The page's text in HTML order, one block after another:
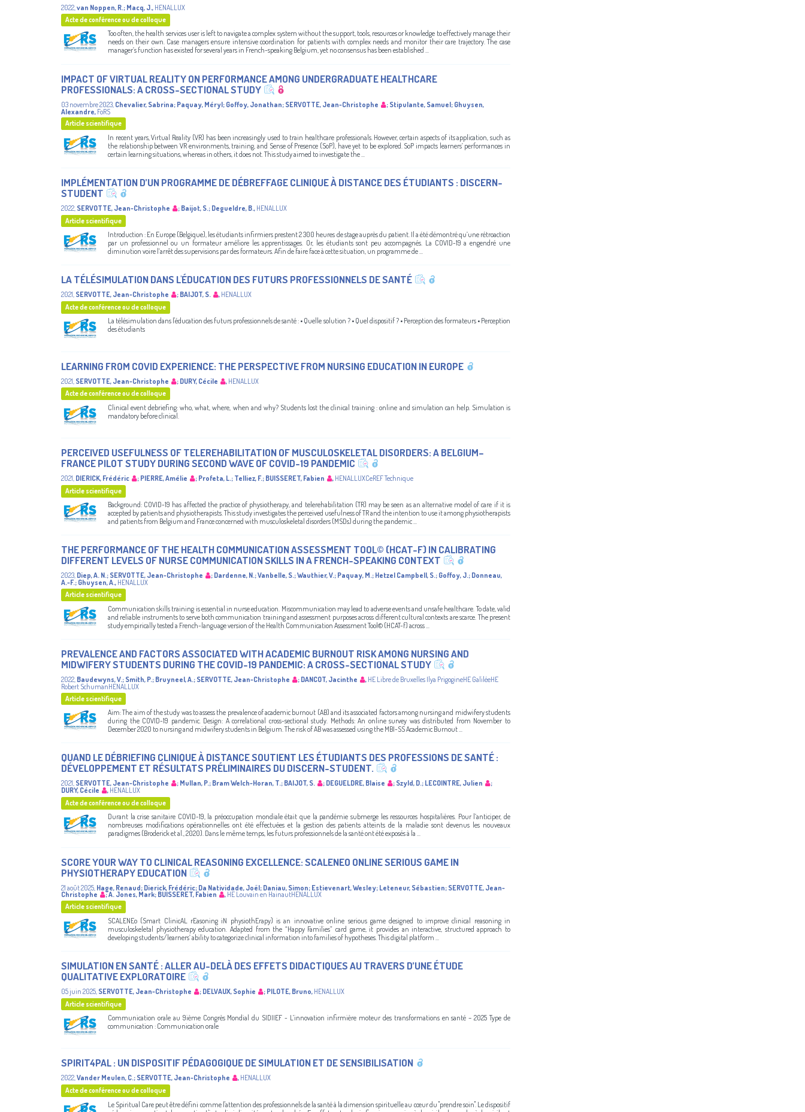
2022,van Noppen, R.; Macq, J., HENALLUX
Acte de conférence ou de colloque
Too often, the health services user is left to navigate a complex system without the support, tools, resources or knowledge to effectively manage their
needs on their own. Case managers ensure intensive coordination for patients with complex needs and monitor their care trajectory. The case
manager’s function has existed for several years in French-speaking Belgium, yet no consensus has been established ...
IMPACT OF VIRTUAL REALITY ON PERFORMANCE AMONG UNDERGRADUATE HEALTHCARE
PROFESSIONALS: A CROSS-SECTIONAL STUDY
03 novembre 2023 Chevalier, Sabrina; Paquay, Méryl; Goffoy, Jonathan; SERVOTTE, Jean-Christophe ; Stipulante, Samuel; Ghuysen,
Alexandre, FoRS
Article scientifique
In recent years, Virtual Reality (VR) has been increasingly used to train healthcare professionals. However, certain aspects of its application, such as
the relationship between VR environments, training, and Sense of Presence (SoP), have yet to be explored. SoP impacts learners’ performances in
certain learning situations, whereas in others, it does not. This study aimed to investigate the ...
IMPLÉMENTATION D’UN PROGRAMME DE DÉBREFFAGE CLINIQUE À DISTANCE DES ÉTUDIANTS : DISCERN-
STUDENT
2022 SERVOTTE, Jean-Christophe ; Baijot, S.; Degueldre, B., HENALLUX
Article scientifique
Introduction : En Europe (Belgique), les étudiants infirmiers prestent 2 300 heures de stage auprès du patient. Il a été démontré qu’une rétroaction
par un professionnel ou un formateur améliore les apprentissages. Or, les étudiants sont peu accompagnés. La COVID-19 a engendré une
diminution voire l’arrêt des supervisions par des formateurs. Afin de faire face à cette situation, un programme de ...
LA TÉLÉSIMULATION DANS L'ÉDUCATION DES FUTURS PROFESSIONNELS DE SANTÉ
2021, SERVOTTE, Jean-Christophe ; BAIJOT, S. , HENALLUX
Acte de conférence ou de colloque
La télésimulation dans l'éducation des futurs professionnels de santé : • Quelle solution ? • Quel dispositif ? • Perception des formateurs • Perception
des étudiants
LEARNING FROM COVID EXPERIENCE: THE PERSPECTIVE FROM NURSING EDUCATION IN EUROPE
2021 SERVOTTE, Jean-Christophe ; DURY, Cécile , HENALLUX
Acte de conférence ou de colloque
Clinical event debriefing: who, what, where, when and why? Students lost the clinical training : online and simulation can help. Simulation is
mandatory before clinical.
PERCEIVED USEFULNESS OF TELEREHABILITATION OF MUSCULOSKELETAL DISORDERS: A BELGIUM–
FRANCE PILOT STUDY DURING SECOND WAVE OF COVID-19 PANDEMIC
2021, DIERICK, Frédéric ; PIERRE, Amélie ; Profeta, L.; Telliez, F.; BUISSERET, Fabien , HENALLUXCeREF Technique
Article scientifique
Background: COVID-19 has affected the practice of physiotherapy, and telerehabilitation (TR) may be seen as an alternative model of care if it is
accepted by patients and physiotherapists. This study investigates the perceived usefulness of TR and the intention to use it among physiotherapists
and patients from Belgium and France concerned with musculoskeletal disorders (MSDs) during the pandemic ...
THE PERFORMANCE OF THE HEALTH COMMUNICATION ASSESSMENT TOOL© (HCAT-F) IN CALIBRATING
DIFFERENT LEVELS OF NURSE COMMUNICATION SKILLS IN A FRENCH-SPEAKING CONTEXT
2023, Diep, A. N.; SERVOTTE, Jean-Christophe ; Dardenne, N.;Vanbelle, S.;Wauthier, V.; Paquay, M.; Hetzel Campbell, S.; Goffoy, J.; Donneau,
A.-F.; Ghuysen, A., HENALLUX
Article scientifique
Communication skills training is essential in nurse education. Miscommunication may lead to adverse events and unsafe healthcare. To date, valid
and reliable instruments to serve both communication training and assessment purposes across different cultural contexts are scarce. The present
study empirically tested a French-language version of the Health Communication Assessment Tool© (HCAT-f) across ...
PREVALENCE AND FACTORS ASSOCIATED WITH ACADEMIC BURNOUT RISK AMONG NURSING AND
MIDWIFERY STUDENTS DURING THE COVID-19 PANDEMIC: A CROSS-SECTIONAL STUDY
2022 Baudewyns, V.; Smith, P.; Bruyneel, A.; SERVOTTE, Jean-Christophe ; DANCOT, Jacinthe , HE Libre de Bruxelles Ilya PrigogineHE GaliléeHE
Robert SchumanHENALLUX
Article scientifique
Aim: The aim of the study was to assess the prevalence of academic burnout (AB) and its associated factors among nursing and midwifery students
during the COVID-19 pandemic. Design: A correlational cross-sectional study. Methods: An online survey was distributed from November to
December 2020 to nursing and midwifery students in Belgium. The risk of AB was assessed using the MBI-SS Academic Burnout ...
QUAND LE DÉBRIEFING CLINIQUE À DISTANCE SOUTIENT LES ÉTUDIANTS DES PROFESSIONS DE SANTÉ :
DÉVELOPPEMENT ET RÉSULTATS PRÉLIMINAIRES DU DISCERN-STUDENT.
2021, SERVOTTE, Jean-Christophe ; Mullan, P.; Bram Welch-Horan, T.; BAIJOT, S. ; DEGUELDRE, Blaise ; Szyld, D.; LECOINTRE, Julien
;
DURY, Cécile
, HENALLUX
Acte de conférence ou de colloque
Durant la crise sanitaire COVID-19, la préoccupation mondiale était que la pandémie submerge les ressources hospitalières. Pour l’anticiper, de
nombreuses modifications opérationnelles ont été effectuées et la gestion des patients atteints de la maladie sont devenus les nouveaux
paradigmes (Broderick et al., 2020). Dans le même temps, les futurs professionnels de la santé ont été exposés à la ...
SCORE YOUR WAY TO CLINICAL REASONING EXCELLENCE: SCALENEO ONLINE SERIOUS GAME IN
PHYSIOTHERAPY EDUCATION
21 août 2025 Hage, Renaud; Dierick, Frédéric; Da Natividade, Joël; Daniau, Simon; Estievenart, Wesley; Leteneur, Sébastien; SERVOTTE, Jean-
Christophe ;A. Jones, Mark; BUISSERET, Fabien , HE Louvain en HainautHENALLUX
Article scientifique
SCALENEo (Smart ClinicAL rEasoning iN physiothErapy) is an innovative online serious game designed to improve clinical reasoning in
musculoskeletal physiotherapy education. Adapted from the “Happy Families” card game, it provides an interactive, structured approach to
developing students/learners’ ability to categorize clinical information into families of hypotheses. This digital platform ...
SIMULATION EN SANTÉ : ALLER AU-DELÀ DES EFFETS DIDACTIQUES AU TRAVERS D’UNE ÉTUDE
QUALITATIVE EXPLORATOIRE
05 juin 2025, SERVOTTE, Jean-Christophe ; DELVAUX, Sophie ; PILOTE, Bruno, HENALLUX
Article scientifique
Communication orale au 9ième Congrès Mondial du SIDIIEF - L’innovation infirmière moteur des transformations en santé – 2025 Type de
communication : Communication orale
SPIRIT4PAL : UN DISPOSITIF PÉDAGOGIQUE DE SIMULATION ET DE SENSIBILISATION
2022,Vander Meulen, C.; SERVOTTE, Jean-Christophe , HENALLUX
Acte de conférence ou de colloque
Le Spiritual Care peut être défini comme l'attention des professionnels de la santé à la dimension spirituelle au cœur du "prendre soin". Le dispositif